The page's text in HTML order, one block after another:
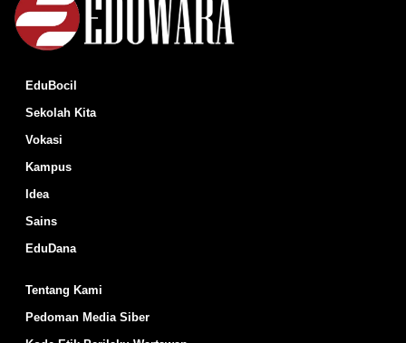
EduBocil
Sekolah Kita
Vokasi
Kampus
Idea
Sains
EduDana
Tentang Kami
Pedoman Media Siber